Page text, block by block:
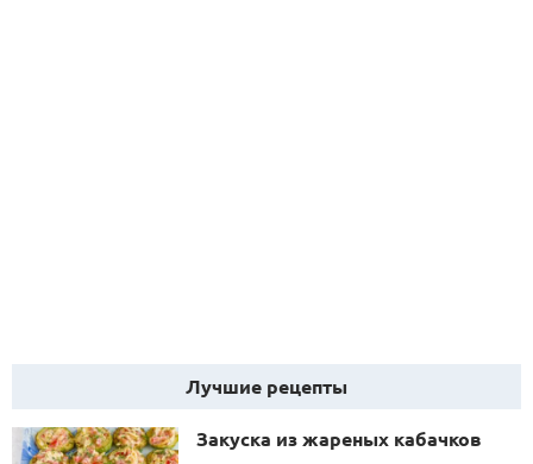
Лучшие рецепты
Закуска из жареных кабачков